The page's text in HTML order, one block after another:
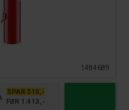
1484689
SPAR 510,-
FØR 1.413,-